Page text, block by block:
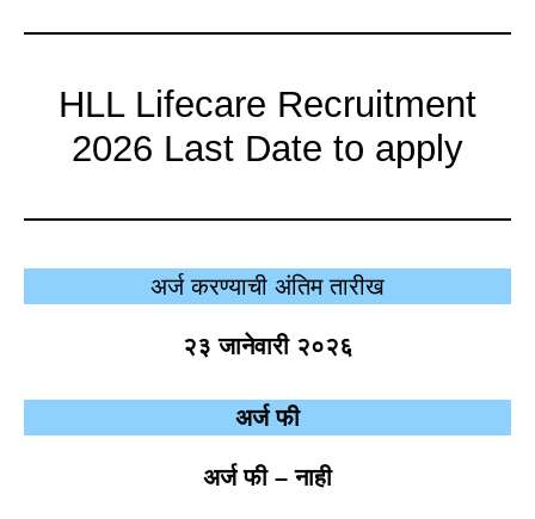
HLL Lifecare Recruitment
2026 Last Date to apply
अर्ज करण्याची अंतिम तारीख
२३ जानेवारी २०२६
अर्ज फी
अर्ज फी – नाही